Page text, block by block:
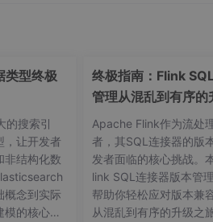
型终极
的搜索引
，让开发者
非结构化数
概念到实际
的核心技
终极指南：Flink
管理从混乱到有序的
Apache Flink作为流处
者，其SQL连接器的版
发者面临的核心挑战。
link SQL连接器版本管
帮助你轻松应对版本兼
从混乱到有序的升级之